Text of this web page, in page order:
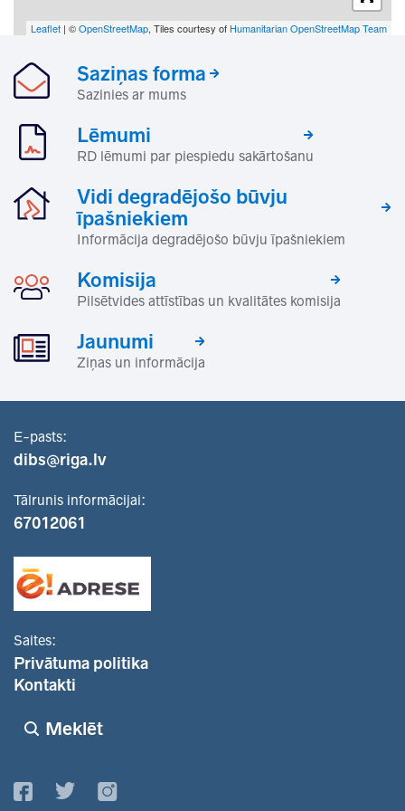
Leaflet | ©OpenStreetMap, Tiles courtesy of Humanitarian OpenStreetMap Team
Saziņas forma
Sazinies ar mums
Lēmumi
RD lēmumi par piespiedu sakārtošanu
Vidi degradējošo būvju
īpašniekiem
Informācija degradējošo būvju īpašniekiem
Komisija
Pilsētvides attīstības un kvalitātes komisija
Jaunumi
Ziņas un informācija
E-pasts:
dibs@riga.lv
Tālrunis informācijai:
67012061
Saites:
Privātuma politika
Kontakti
Meklēt